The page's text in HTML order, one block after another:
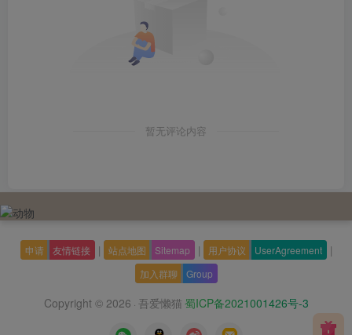
暂无评论内容
申请 友情链接 | 站点地图 Sitemap | 用户协议 UserAgreement |
加入群聊 Group
Copyright © 2026 · 吾爱懒猫 蜀ICP备2021001426号-3